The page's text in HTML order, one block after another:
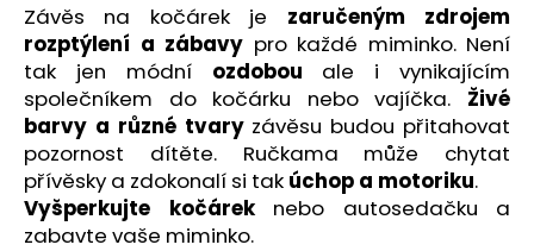
Závěs na kočárek je zaručeným zdrojem
rozptýlení a zábavy pro každé miminko. Není
tak jen módní ozdobou ale i vynikajícím
společníkem do kočárku nebo vajíčka. Živé
barvy a různé tvaryzávěsu budou přitahovat
pozornost dítěte. Ručkama může chytat
přívěsky a zdokonalí si tak úchop a motoriku.
Vyšperkujte kočáreknebo autosedačku a
zabavte vaše miminko.
HLEDAT
D
o
p
o
r